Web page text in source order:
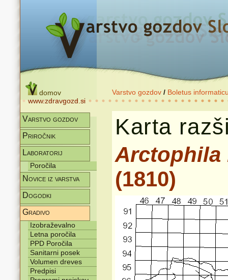
domov
www.zdravgozd.si
Varstvo gozdov / Boletus
Varstvo gozdov
Priročnik
Laboratorij
Poročila
Novice iz varstva
Dogodki
Gradivo
Izobraževalno
Letna poročila
PPD Poročila
Sanitarni posek
Volumen dreves
Predpisi
Karta
Arctophila
(1810)